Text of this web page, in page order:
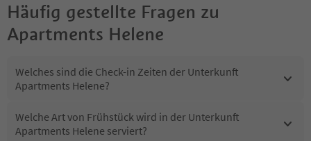
Häufig gestellte Fragen zu
Apartments Helene
Welches sind die Check-in Zeiten der Unterkunft
Apartments Helene?
Welche Art von Frühstück wird in der Unterkunft
Apartments Helene serviert?